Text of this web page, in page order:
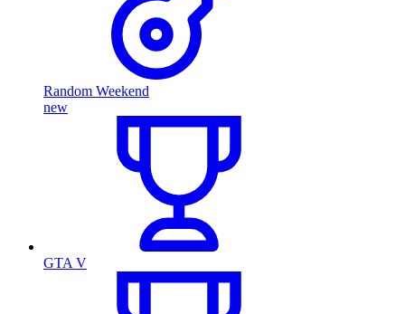
Random Weekend
new
GTA V